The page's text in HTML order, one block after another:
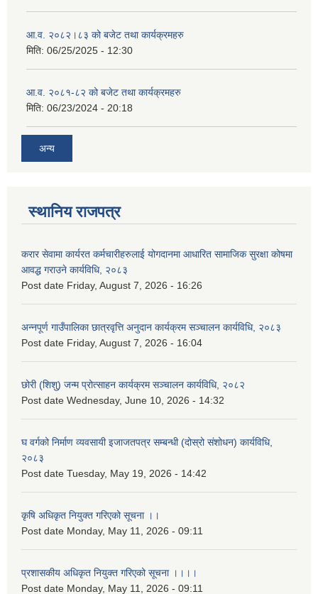
आ.व. २०८२।८३ को बजेट तथा कार्यक्रमहरु
मिति: 06/25/2025 - 12:30
आ.व. २०८१-८२ को बजेट तथा कार्यक्रमहरु
मिति: 06/23/2024 - 20:18
अन्य
स्थानिय राजपत्र
करार सेवामा कार्यरत कर्मचारीहरुलाई योगदानमा आधारित सामाजिक सुरक्षा कोषमा
आवद्ध गराउने कार्यविधि, २०८३
Post date Friday, August 7, 2026 - 16:26
अन्नपूर्ण गाउँपालिका छात्रवृत्ति अनुदान कार्यक्रम सञ्चालन कार्यविधि, २०८३
Post date Friday, August 7, 2026 - 16:04
छोरी (शिशु) जन्म प्रोत्साहन कार्यक्रम सञ्चालन कार्यविधि, २०८२
Post date Wednesday, June 10, 2026 - 14:32
घ वर्गको निर्माण व्यवसायी इजाजतपत्र सम्बन्धी (दोस्रो संशोधन) कार्यविधि,
२०८३
Post date Tuesday, May 19, 2026 - 14:42
कृषि अधिकृत नियुक्त गरिएको सूचना ।।
Post date Monday, May 11, 2026 - 09:11
प्रशासकीय अधिकृत नियुक्त गरिएको सूचना ।।।।
Post date Monday, May 11, 2026 - 09:11